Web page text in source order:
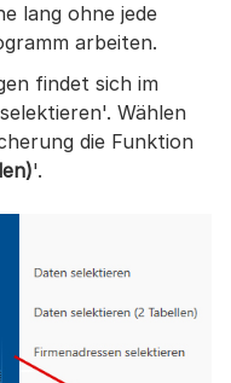
lang ohne jede
arbeiten.
findet sich im
Wählen
die Funktion
'.